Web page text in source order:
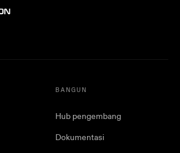
BANGUN
Hub pengembang
Dokumentasi